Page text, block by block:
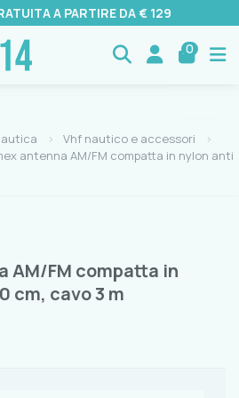
A PARTIRE DA € 129
0
Vhf nautico e accessori
antenna AM/FM compatta in nylon anti
AM/FM compatta in
cm, cavo 3 m